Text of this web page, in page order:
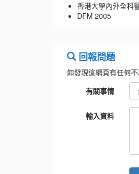
香港大學內外全科
DFM 2005
回報問題
如發現這網頁有任何
有關事情
輸入資料